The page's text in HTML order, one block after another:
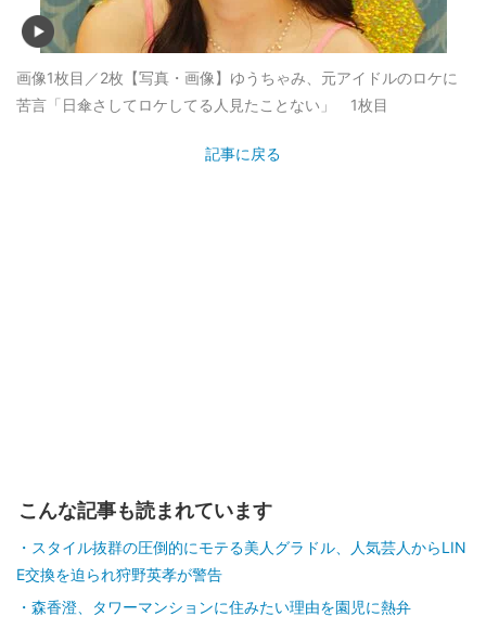
画像1枚目／2枚 【写真・画像】ゆうちゃみ、元アイドルのロケに
苦言「日傘さしてロケしてる人見たことない」 1枚目
記事に戻る
こんな記事も読まれています
スタイル抜群の圧倒的にモテる美人グラドル、人気芸人からLIN
E交換を迫られ狩野英孝が警告
森香澄、タワーマンションに住みたい理由を園児に熱弁